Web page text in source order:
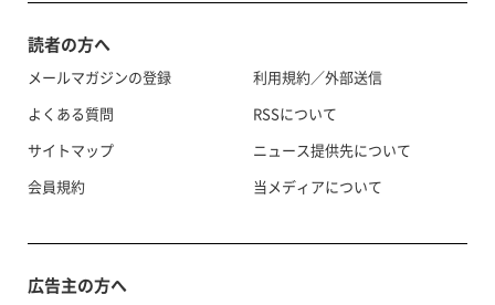
読者の方へ
メールマガジンの登録
よくある質問
サイトマップ
会員規約
利用規約／外部送信
RSSについて
ニュース提供先について
当メディアについて
広告主の方へ